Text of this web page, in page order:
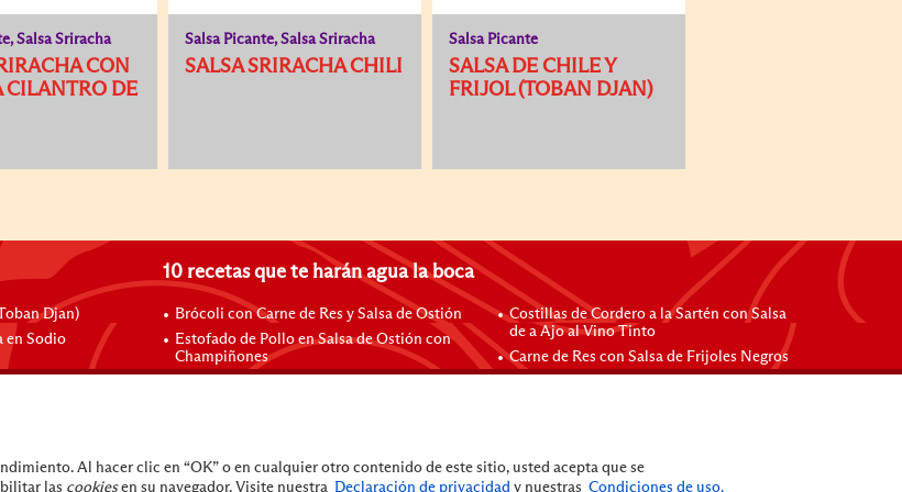
Salsa Sriracha
CON
CILANTRO DE
Salsa Picante, Salsa Sriracha
SALSA SRIRACHA CHILI
Salsa Picante
SALSA DE CHILE Y
FRIJOL (TOBAN DJAN)
Djan)
en Sodio
Champiñón
10 recetas que te harán agua la boca
Brócoli con Carne de Res y Salsa de Ostión
Estofado de Pollo en Salsa de Ostión con
Champiñones
Costillas de Cordero a la Sartén con Salsa
de a Ajo al Vino Tinto
Carne de Res con Salsa de Frijoles Negros
Arroz Frito con Carne de Res
Al hacer clic en “OK” o en cualquier otro contenido de este sitio, usted acepta que se
las cookiesen su navegador. Visite nuestra Declaración de privacidad y nuestras Condiciones de uso.